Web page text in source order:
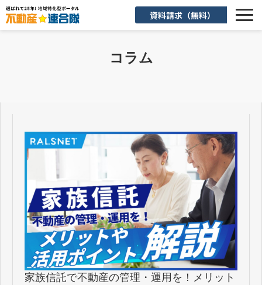
資料請求（無料）
お客様活用事例
よくあるご質問
お知らせ
お役立ち情報
コラム
家族信託で不動産の管理・運用を！メリット